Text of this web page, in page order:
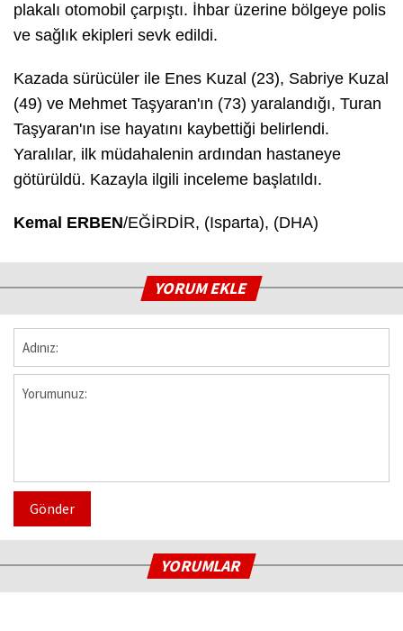
plakalı otomobil çarpıştı. İhbar üzerine bölgeye polis
ve sağlık ekipleri sevk edildi.
Kazada sürücüler ile Enes Kuzal (23), Sabriye Kuzal
(49) ve Mehmet Taşyaran'ın (73) yaralandığı, Turan
Taşyaran'ın ise hayatını kaybettiği belirlendi.
Yaralılar, ilk müdahalenin ardından hastaneye
götürüldü. Kazayla ilgili inceleme başlatıldı.
Kemal ERBEN/EĞİRDİR, (Isparta), (DHA)
YORUM EKLE
Gönder
YORUMLAR